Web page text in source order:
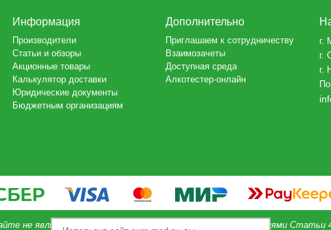
Информация
Производители
Статьи и обзоры
Акционные товары
Калькулятор доставки
Юридические документы
Бюджетным организациям
Дополнительно
Приглашаем к сотрудничеству
Взаимозачеты
Доступная среда
Алкотестер-онлайн
г.
г.
г.
не является публичной офертой, определяемой положениями Статьи